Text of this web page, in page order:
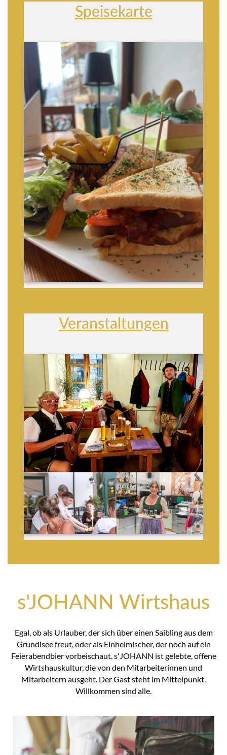
Speisekarte
Veranstaltungen
s'JOHANN Wirtshaus
Egal, ob als Urlauber, der sich über einen Saibling aus dem
Grundlsee freut, oder als Einheimischer, der noch auf ein
Feierabendbier vorbeischaut. s'JOHANN ist gelebte, offene
Wirtshauskultur, die von den Mitarbeiterinnen und
Mitarbeitern ausgeht. Der Gast steht im Mittelpunkt.
Willkommen sind alle.